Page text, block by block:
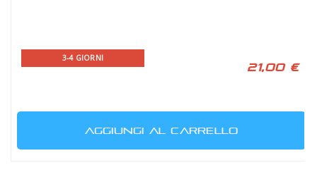
3-4 GIORNI
21,00 €
AGGIUNGI AL CARRELLO